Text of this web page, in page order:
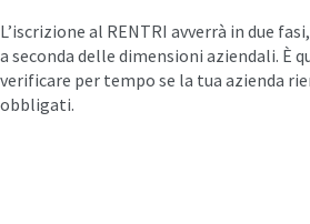
L’iscrizione al RENTRI avverrà in due
a seconda delle dimensioni aziendali. È
verificare per tempo se la tua azienda
obbligati.